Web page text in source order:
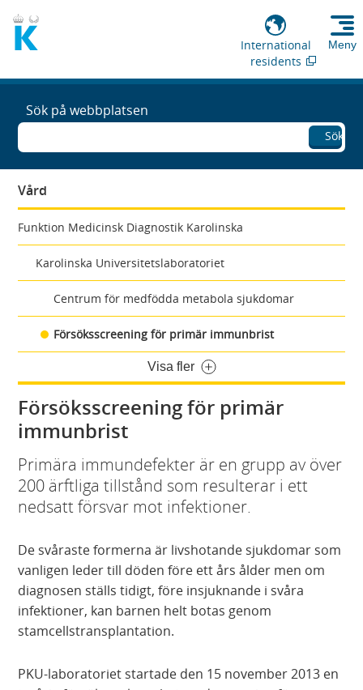
International
residents
Meny
Sök på webbplatsen
Sök
Vård
Funktion Medicinsk Diagnostik Karolinska
Karolinska Universitetslaboratoriet
Centrum för medfödda metabola sjukdomar
Försöksscreening för primär immunbrist
Visa fler
Försöksscreening för primär
immunbrist
Primära immundefekter är en grupp av över
200 ärftliga tillstånd som resulterar i ett
nedsatt försvar mot infektioner.
De svåraste formerna är livshotande sjukdomar som
vanligen leder till döden före ett års ålder men om
diagnosen ställs tidigt, före insjuknande i svåra
infektioner, kan barnen helt botas genom
stamcellstransplantation.
PKU-laboratoriet startade den 15 november 2013 en